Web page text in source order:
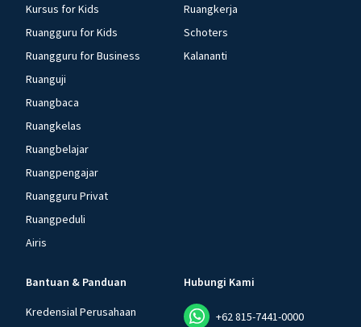
Kursus for Kids
Ruangguru for Kids
Ruangguru for Business
Ruanguji
Ruangbaca
Ruangkelas
Ruangbelajar
Ruangpengajar
Ruangguru Privat
Ruangpeduli
Airis
Ruangkerja
Schoters
Kalananti
Bantuan & Panduan
Kredensial Perusahaan
Hubungi Kami
+62 815-7441-0000